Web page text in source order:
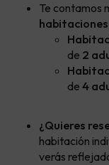
Te contamos
habitaciones
de 2
de 4
¿Quieres
habitación
verás